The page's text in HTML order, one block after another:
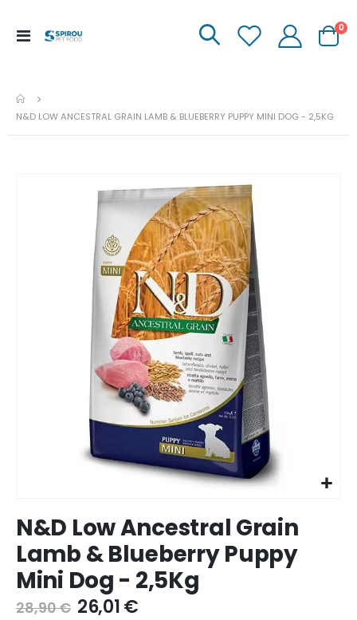
Menu
0
N&D LOW ANCESTRAL GRAIN LAMB & BLUEBERRY PUPPY MINI DOG - 2,5KG
para
o
início
da
galeria
de
N&D Low Ancestral Grain
Lamb & Blueberry Puppy
Mini Dog - 2,5Kg
28,90 € 26,01 €